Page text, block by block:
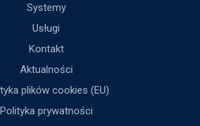
Systemy
Usługi
Kontakt
Aktualności
plików cookies (EU)
Polityka prywatności